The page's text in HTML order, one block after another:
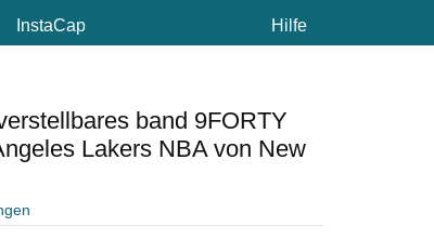
InstaCap Hilfe
band 9FORTY
Lakers NBA von New